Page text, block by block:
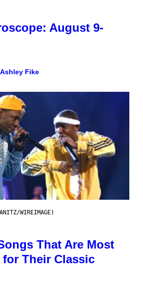
August 9-
Ashley Fike
WIREIMAGE)
That Are Most
for Their Classic